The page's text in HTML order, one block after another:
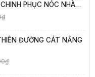
PHỤC NÓC NHÀ
ĐƯỜNG CÁT NẮNG